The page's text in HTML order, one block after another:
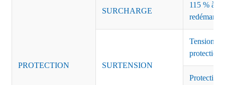
PROTECTION
SURCHARGE
115 % à
SURTENSION
Tension
protection
Protection